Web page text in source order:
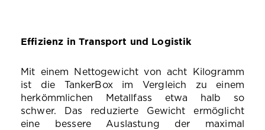
Effizienz in Transport und Logistik
Mit einem Nettogewicht von acht Kilogramm
ist die TankerBox im Vergleich zu einem
herkömmlichen Metallfass etwa halb so
schwer. Das reduzierte Gewicht ermöglicht
eine bessere Auslastung der maximal